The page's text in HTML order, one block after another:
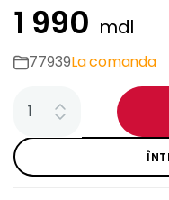
1 990 mdl
77939La comanda